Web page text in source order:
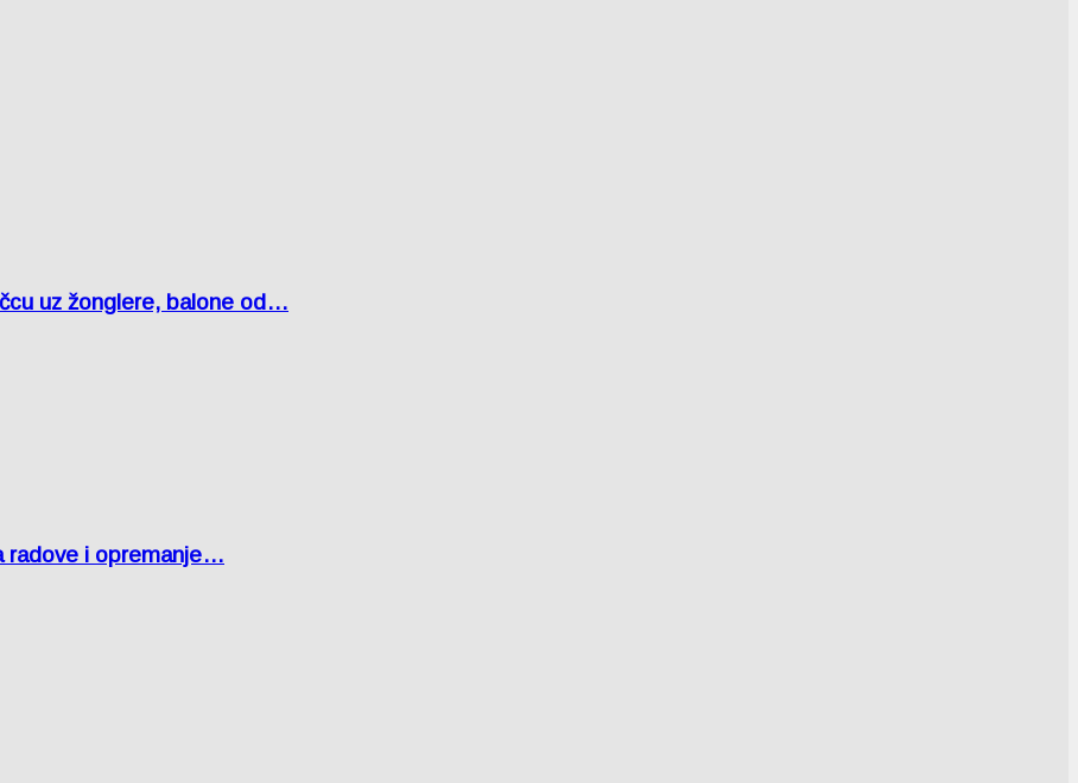
uz žonglere, balone od…
radove i opremanje…